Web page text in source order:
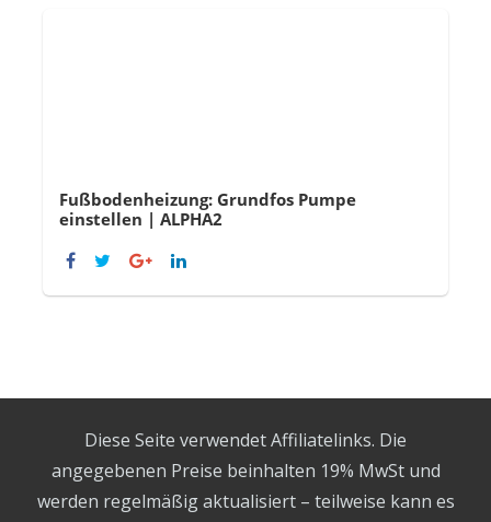
Fußbodenheizung: Grundfos Pumpe
einstellen | ALPHA2
Diese Seite verwendet Affiliatelinks. Die
angegebenen Preise beinhalten 19% MwSt und
werden regelmäßig aktualisiert – teilweise kann es